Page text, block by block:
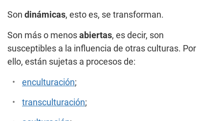
Son dinámicas, esto es, se transforman.
Son más o menos abiertas, es decir, son
susceptibles a la influencia de otras culturas. Por
ello, están sujetas a procesos de:
enculturación;
transculturación;